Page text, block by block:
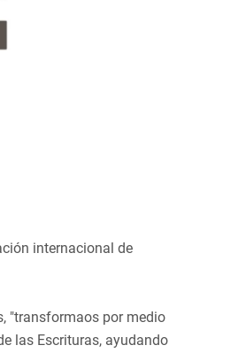
internacional de
"transformaos por medio
las Escrituras, ayudando